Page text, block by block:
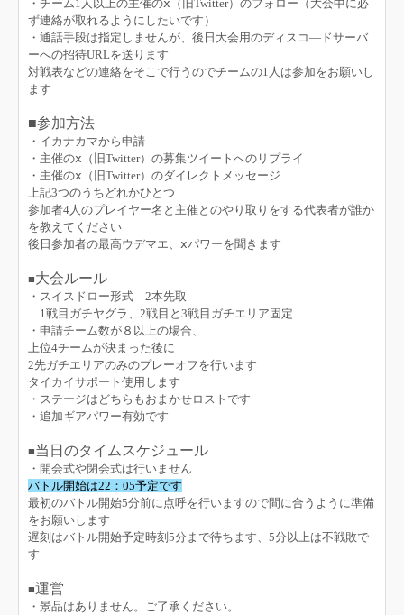
・チーム1人以上の主催のⅹ（旧Twitter）のフォロー（大会中に必
ず連絡が取れるようにしたいです）
・通話手段は指定しませんが、後日大会用のディスコ―ドサーバ
ーへの招待URLを送ります
対戦表などの連絡をそこで行うのでチームの1人は参加をお願いし
ます
■参加方法
・イカナカマから申請
・主催のⅹ（旧Twitter）の募集ツイートへのリプライ
・主催のⅹ（旧Twitter）のダイレクトメッセージ
上記3つのうちどれかひとつ
参加者4人のプレイヤー名と主催とのやり取りをする代表者が誰か
を教えてください
後日参加者の最高ウデマエ、ⅹパワーを聞きます
■大会ルール
・スイスドロー形式 2本先取
1戦目ガチヤグラ、2戦目と3戦目ガチエリア固定
・申請チーム数が８以上の場合、
上位4チームが決まった後に
2先ガチエリアのみのプレーオフを行います
タイカイサポート使用します
・ステージはどちらもおまかせロストです
・追加ギアパワー有効です
■当日のタイムスケジュール
・開会式や閉会式は行いません
バトル開始は22：05予定です
最初のバトル開始5分前に点呼を行いますので間に合うように準備
をお願いします
遅刻はバトル開始予定時刻5分まで待ちます、5分以上は不戦敗で
す
■運営
・景品はありません。ご了承ください。